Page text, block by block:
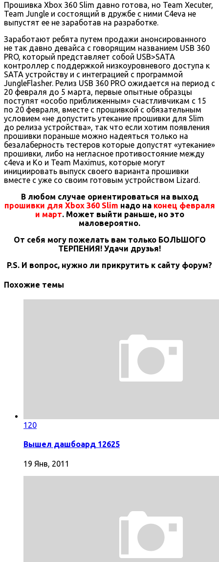
Прошивка Xbox 360 Slim давно готова, но Team Xecuter,
Team Jungle и состоящий в дружбе с ними C4eva не
выпустят ее не заработав на разработке.
Заработают ребята путем продажи анонсированного
не так давно девайса с говорящим названием USB 360
PRO, который представляет собой USB>SATA
контроллер с поддержкой низкоуровневого доступа к
SATA устройству и с интеграцией с программой
JungleFlasher. Релиз USB 360 PRO ожидается на период с
20 февраля до 5 марта, первые опытные образцы
поступят «особо приближенным» счастливчикам с 15
по 20 февраля, вместе с прошивкой с обязательным
условием «не допустить утекание прошивки для Slim
до релиза устройства», так что если хотим появления
прошивки пораньше можно надеяться только на
безалаберность тестеров которые допустят «утекание»
прошивки, либо на негласное противостояние между
c4eva и Ko и Team Maximus, которые могут
инициировать выпуск своего варианта прошивки
вместе с уже со своим готовым устройством Lizard.
В любом случае ориентироваться на выход
прошивки для Xbox 360 Slim надо на конец февраля
и март. Может выйти раньше, но это
маловероятно.
От себя могу пожелать вам только БОЛЬШОГО
ТЕРПЕНИЯ! Удачи друзья!
P.S. И вопрос, нужно ли прикрутить к сайту форум?
Похожие темы
120
Вышел дашбоард 12625
19 Янв, 2011